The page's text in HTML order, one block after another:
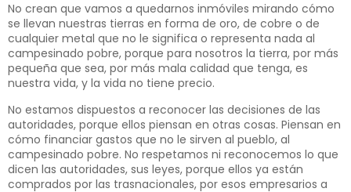
No crean que vamos a quedarnos inmóviles mirando cómo
se llevan nuestras tierras en forma de oro, de cobre o de
cualquier metal que no le significa o representa nada al
campesinado pobre, porque para nosotros la tierra, por más
pequeña que sea, por más mala calidad que tenga, es
nuestra vida, y la vida no tiene precio.
No estamos dispuestos a reconocer las decisiones de las
autoridades, porque ellos piensan en otras cosas. Piensan en
cómo financiar gastos que no le sirven al pueblo, al
campesinado pobre. No respetamos ni reconocemos lo que
dicen las autoridades, sus leyes, porque ellos ya están
comprados por las trasnacionales, por esos empresarios a